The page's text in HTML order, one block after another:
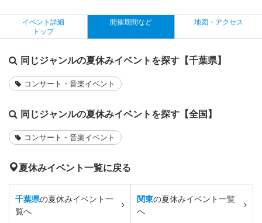
イベント詳細
トップ
開催期間など 地図・アクセス
同じジャンルの夏休みイベントを探す【千葉県】
コンサート・音楽イベント
同じジャンルの夏休みイベントを探す【全国】
コンサート・音楽イベント
夏休みイベント一覧に戻る
千葉県の夏休みイベント一
覧へ
関東の夏休みイベント一覧
へ